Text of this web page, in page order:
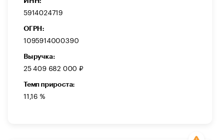
5914024719
ОГРН:
1095914000390
Выручка:
25 409 682 000 ₽
Темп прироста:
11,16 %